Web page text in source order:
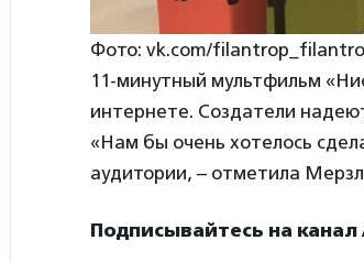
Фото: vk.com/
11-минутный мультфильм
интернете. Создатели
«Нам бы очень хотелось
аудитории, – отметила
Подписывайтесь на канал